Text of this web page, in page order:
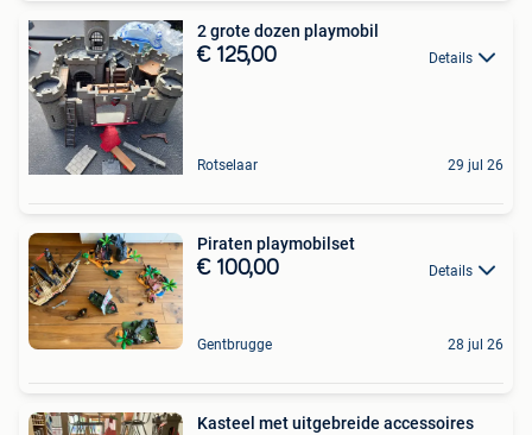
2 grote dozen playmobil
€ 125,00 Details
Rotselaar 29 jul 26
Piraten playmobilset
€ 100,00 Details
Gentbrugge 28 jul 26
Kasteel met uitgebreide accessoires